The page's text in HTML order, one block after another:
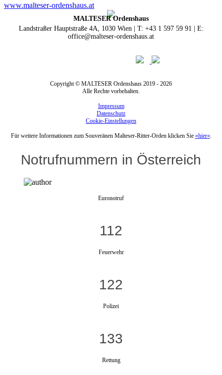
www.malteser-ordenshaus.at
MALTESER Ordenshaus
Landstraßer Hauptstraße 4A, 1030 Wien | T: +43 1 597 59 91 | E:
office@malteser-ordenshaus.at
Copyright © MALTESER Ordenshaus 2019 - 2026
Alle Rechte vorbehalten.
Impressum
Datenschutz
Cookie-Einstellungen
Für weitere Informationen zum Souveränen Malteser-Ritter-Orden klicken Sie »hier«.
Notrufnummern in Österreich
Euronotruf
112
Feuerwehr
122
Polizei
133
Rettung